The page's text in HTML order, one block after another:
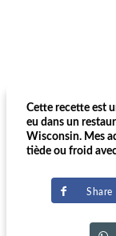
Cette recette est
eu dans un
Wisconsin. Mes
tiède ou froid
Share